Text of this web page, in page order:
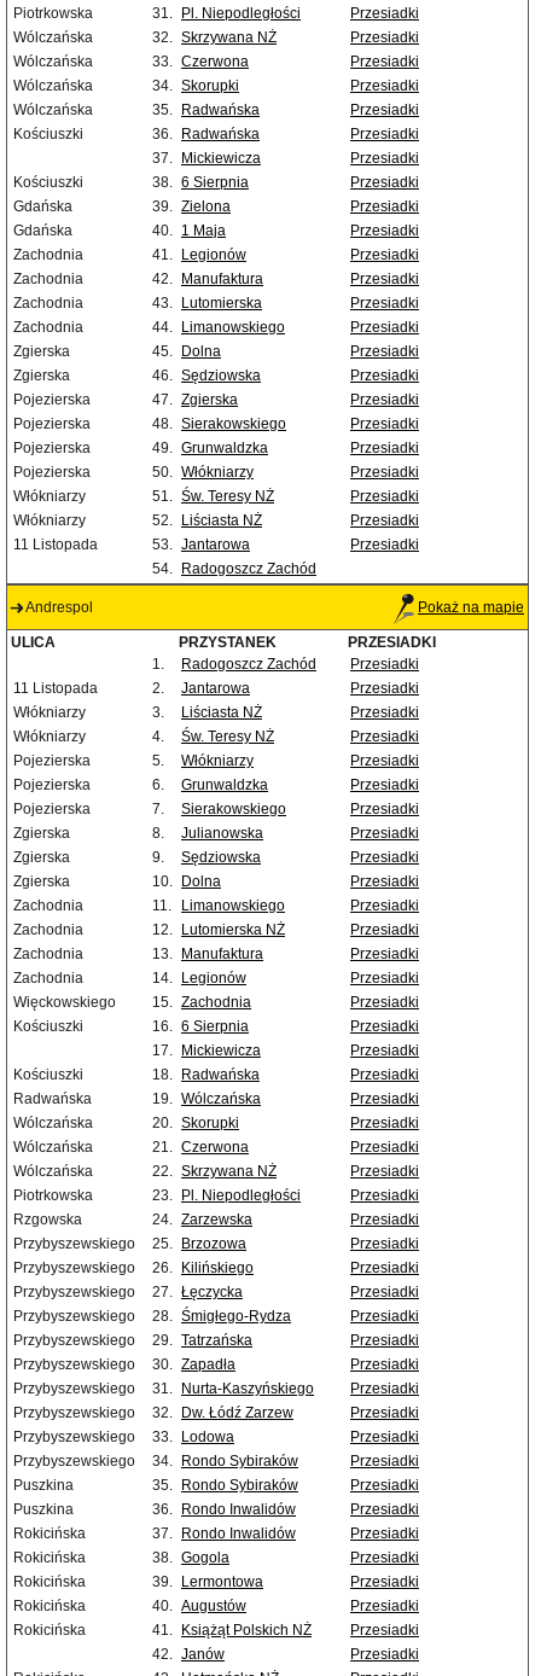
Piotrkowska
31. Pl. Niepodległości
Przesiadki
Wólczańska
32. Skrzywana NŻ
Przesiadki
Wólczańska
33. Czerwona
Przesiadki
Wólczańska
34. Skorupki
Przesiadki
Wólczańska
35. Radwańska
Przesiadki
Kościuszki
36. Radwańska
Przesiadki
37.
Mickiewicza
Przesiadki
Kościuszki
38. 6 Sierpnia
Przesiadki
Gdańska
39. Zielona
Przesiadki
Gdańska
40. 1 Maja
Przesiadki
Zachodnia
41. Legionów
Przesiadki
Zachodnia
42. Manufaktura
Przesiadki
Zachodnia
43. Lutomierska
Przesiadki
Zachodnia
44. Limanowskiego
Przesiadki
Zgierska
45. Dolna
Przesiadki
Zgierska
46. Sędziowska
Przesiadki
Pojezierska
47. Zgierska
Przesiadki
Pojezierska
48. Sierakowskiego
Przesiadki
Pojezierska
49. Grunwaldzka
Przesiadki
Pojezierska
50. Włókniarzy
Przesiadki
Włókniarzy
51. Św. Teresy NŻ
Przesiadki
Włókniarzy
52. Liściasta NŻ
Przesiadki
11 Listopada
53. Jantarowa
Przesiadki
54.
Radogoszcz Zachód
Andrespol Pokaż na mapie
ULICA PRZYSTANEK
PRZESIADKI
1.
Radogoszcz Zachód
Przesiadki
11 Listopada
2. Jantarowa
Przesiadki
Włókniarzy
3. Liściasta NŻ
Przesiadki
Włókniarzy
4. Św. Teresy NŻ
Przesiadki
Pojezierska
5. Włókniarzy
Przesiadki
Pojezierska
6. Grunwaldzka
Przesiadki
Pojezierska
7. Sierakowskiego
Przesiadki
Zgierska
8. Julianowska
Przesiadki
Zgierska
9. Sędziowska
Przesiadki
Zgierska
10. Dolna
Przesiadki
Zachodnia
11. Limanowskiego
Przesiadki
Zachodnia
12. Lutomierska NŻ
Przesiadki
Zachodnia
13. Manufaktura
Przesiadki
Zachodnia
14. Legionów
Przesiadki
Więckowskiego
15. Zachodnia
Przesiadki
Kościuszki
16. 6 Sierpnia
Przesiadki
17.
Mickiewicza
Przesiadki
Kościuszki
18. Radwańska
Przesiadki
Radwańska
19. Wólczańska
Przesiadki
Wólczańska
20. Skorupki
Przesiadki
Wólczańska
21. Czerwona
Przesiadki
Wólczańska
22. Skrzywana NŻ
Przesiadki
Piotrkowska
23. Pl. Niepodległości
Przesiadki
Rzgowska
24. Zarzewska
Przesiadki
Przybyszewskiego
25. Brzozowa
Przesiadki
Przybyszewskiego
26. Kilińskiego
Przesiadki
Przybyszewskiego
27. Łęczycka
Przesiadki
Przybyszewskiego
28. Śmigłego-Rydza
Przesiadki
Przybyszewskiego
29. Tatrzańska
Przesiadki
Przybyszewskiego
30. Zapadła
Przesiadki
Przybyszewskiego
31. Nurta-Kaszyńskiego
Przesiadki
Przybyszewskiego
32. Dw. Łódź Zarzew
Przesiadki
Przybyszewskiego
33. Lodowa
Przesiadki
Przybyszewskiego
34. Rondo Sybiraków
Przesiadki
Puszkina
35. Rondo Sybiraków
Przesiadki
Puszkina
36. Rondo Inwalidów
Przesiadki
Rokicińska
37. Rondo Inwalidów
Przesiadki
Rokicińska
38. Gogola
Przesiadki
Rokicińska
39. Lermontowa
Przesiadki
Rokicińska
40. Augustów
Przesiadki
Rokicińska
41. Książąt Polskich NŻ
Przesiadki
42. Janów
Przesiadki